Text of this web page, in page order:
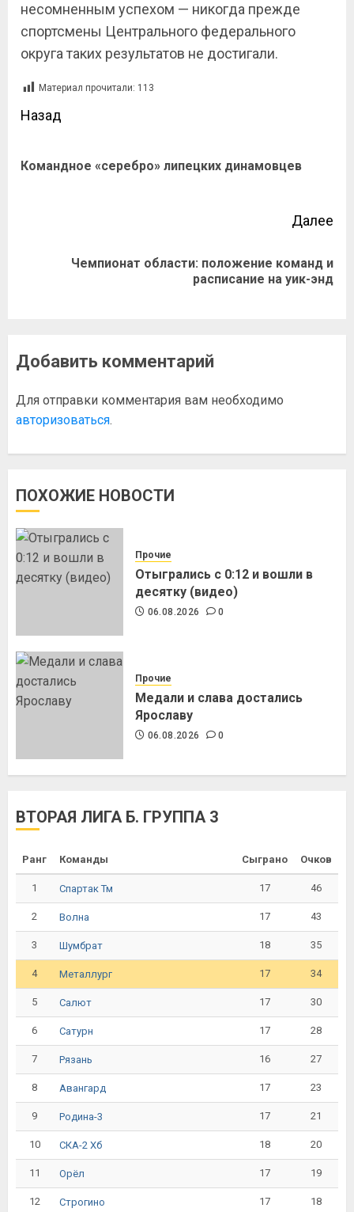
несомненным успехом — никогда прежде
спортсмены Центрального федерального
округа таких результатов не достигали.
Материал прочитали: 113
Назад
Командное «серебро» липецких динамовцев
Далее
Чемпионат области: положение команд и
расписание на уик-энд
Добавить комментарий
Для отправки комментария вам необходимо
авторизоваться.
ПОХОЖИЕ НОВОСТИ
Прочие
Отыгрались с 0:12 и вошли в
десятку (видео)
06.08.2026 0
Прочие
Медали и слава достались
Ярославу
06.08.2026 0
ВТОРАЯ ЛИГА Б. ГРУППА 3
Ранг Команды Сыграно Очков
1 Спартак Тм 17 46
2 Волна 17 43
3 Шумбрат 18 35
4 Металлург 17 34
5 Салют 17 30
6 Сатурн 17 28
7 Рязань 16 27
8 Авангард 17 23
9 Родина-3 17 21
10 СКА-2 Хб 18 20
11 Орёл 17 19
12 Строгино 17 18